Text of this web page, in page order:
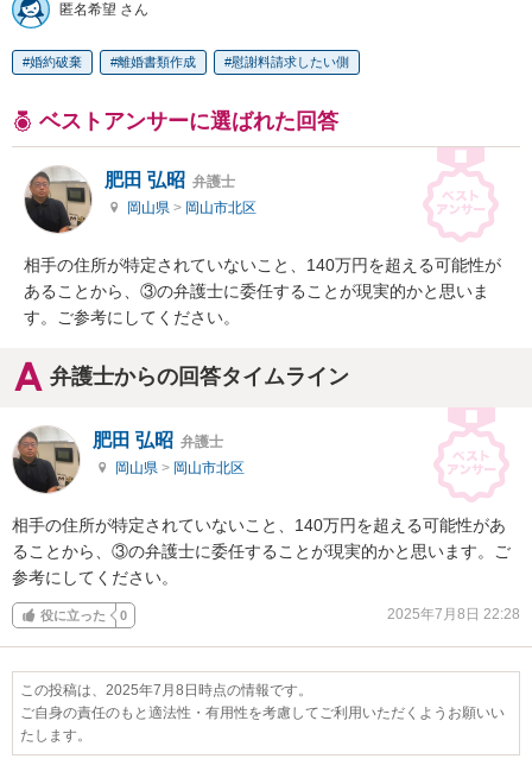
匿名希望 さん
婚約破棄 離婚書類作成 慰謝料請求したい側
ベストアンサーに選ばれた回答
肥田 弘昭 弁護士
岡山県 > 岡山市北区
相手の住所が特定されていないこと、140万円を超える可能性が
あることから、③の弁護士に委任することが現実的かと思いま
す。ご参考にしてください。
弁護士からの回答タイムライン
肥田 弘昭 弁護士
岡山県 > 岡山市北区
相手の住所が特定されていないこと、140万円を超える可能性があ
ることから、③の弁護士に委任することが現実的かと思います。ご
参考にしてください。
役に立った 0 2025年7月8日 22:28
この投稿は、2025年7月8日時点の情報です。
ご自身の責任のもと適法性・有用性を考慮してご利用いただくようお願いい
たします。